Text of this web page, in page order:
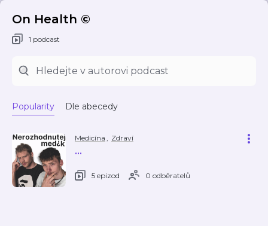
On Health ©
1 podcast
Popularity Dle abecedy
Medicína , Zdraví
...
5 epizod 0 odběratelů